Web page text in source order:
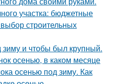
участка: бюджетные
строительных
зиму и чтобы был крупный.
осенью, в каком месяце
осенью под зиму. Как